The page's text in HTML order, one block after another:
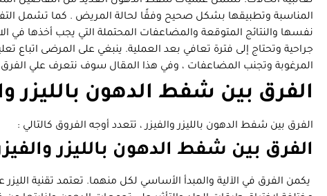
المناسبة وتطبيقها بشكل صحيح وفقًا لحالة المريض . كما تشمل
نفسها والنتائج المتوقعة والمضاعفات المحتملة التي يجب أخذها في
جراحية وتحتاج إلى فترة تعافي بعد العملية. ينبغي على المرضى اتباع
المرغوبة وتجنب المضاعفات ، وفي هذا المقال سوف نتعرف علي الفرق
الفرق بين شفط الدهون بالليزر
الفرق بين شفط الدهون بالليزر والفيزر ، تتعدد أوجه الفروق كالتالي :
الفرق بين شفط الدهون بالليزر
يكمن الفرق في الآلية والمبدأ الأساسي لكل منهما. تعتمد تقنية